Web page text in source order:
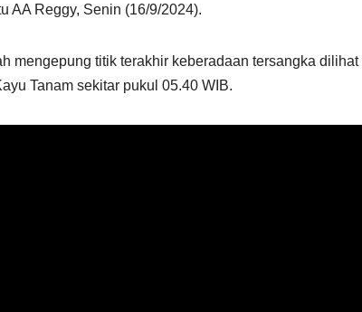
AA Reggy, Senin (16/9/2024).
mengepung titik terakhir keberadaan tersangka
Tanam sekitar pukul 05.40 WIB.